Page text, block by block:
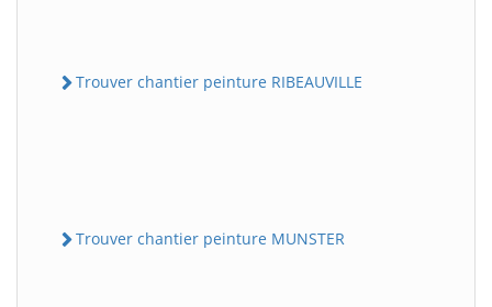
Trouver chantier peinture RIBEAUVILLE
Trouver chantier peinture MUNSTER